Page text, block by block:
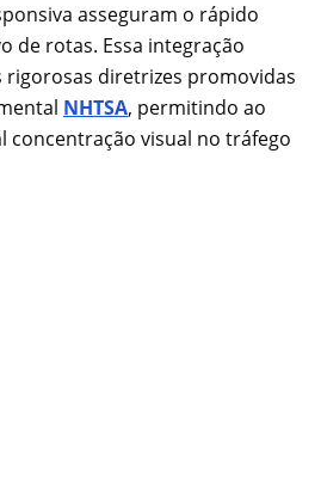
asseguram o rápido
de rotas. Essa integração
rigorosas diretrizes promovidas
NHTSA, permitindo ao
visual no tráfego